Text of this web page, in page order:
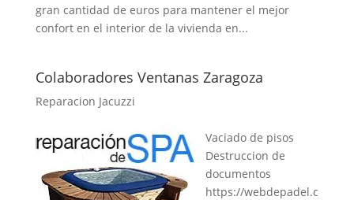
gran cantidad de euros para mantener el mejor
confort en el interior de la vivienda en...
Colaboradores Ventanas Zaragoza
Reparacion Jacuzzi
Vaciado de pisos
Destruccion de
documentos
https://webdepadel.c